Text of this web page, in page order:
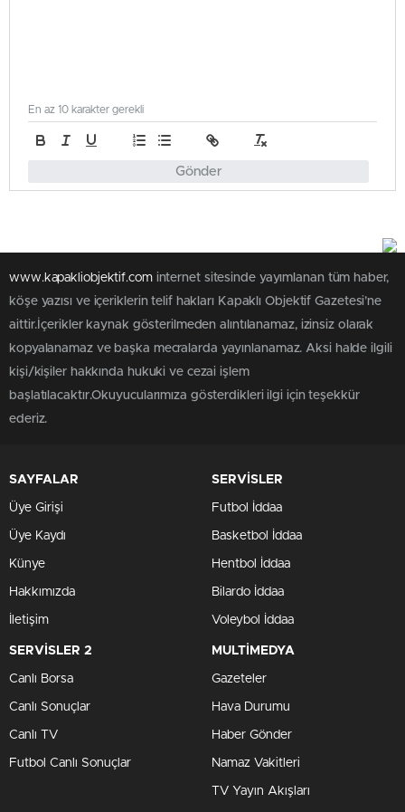
Gönder
En az 10 karakter gerekli
www.kapakliobjektif.cominternet sitesinde yayımlanan tüm haber,
köşe yazısı ve içeriklerin telif hakları Kapaklı Objektif Gazetesi’ne
aittir.İçerikler kaynak gösterilmeden alıntılanamaz, izinsiz olarak
kopyalanamaz ve başka mecralarda yayınlanamaz. Aksi halde ilgili
kişi/kişiler hakkında hukuki ve cezai işlem
başlatılacaktır.Okuyucularımıza gösterdikleri ilgi için teşekkür
ederiz.
SAYFALAR
Üye Girişi
Üye Kaydı
Künye
Hakkımızda
İletişim
SERVİSLER
Futbol İddaa
Basketbol İddaa
Hentbol İddaa
Bilardo İddaa
Voleybol İddaa
SERVİSLER 2
Canlı Borsa
Canlı Sonuçlar
Canlı TV
Futbol Canlı Sonuçlar
MULTİMEDYA
Gazeteler
Hava Durumu
Haber Gönder
Namaz Vakitleri
TV Yayın Akışları